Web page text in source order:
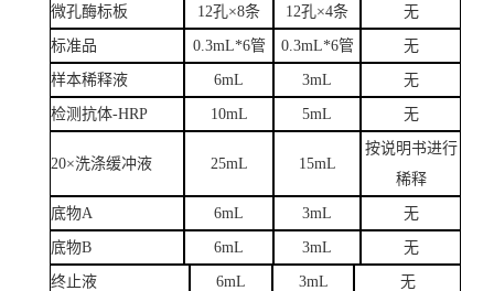
微孔酶标板 12孔×8条 12孔×4条 无
标准品 0.3mL*6管 0.3mL*6管 无
样本稀释液 6mL 3mL 无
检测抗体-HRP 10mL 5mL 无
20×洗涤缓冲液 25mL 15mL
按说明书进行
稀释
底物A 6mL 3mL 无
底物B 6mL 3mL 无
终止液 6mL 3mL 无